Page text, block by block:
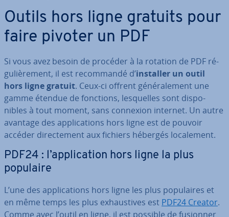
Outils hors ligne gratuits pour
faire pivoter un PDF
Si vous avez besoin de procéder à la rotation de PDF ré­
gu­liè­re­ment, il est re­com­mandé d’installer un outil
hors ligne gratuit. Ceux-ci offrent gé­né­ra­le­ment une
gamme étendue de fonctions, les­quelles sont dis­po­
nibles à tout moment, sans connexion internet. Un autre
avantage des ap­pli­ca­tions hors ligne est de pouvoir
accéder di­rec­te­ment aux fichiers hébergés lo­ca­le­ment.
PDF24 : l’ap­pli­ca­tion hors ligne la plus
populaire
L’une des ap­pli­ca­tions hors ligne les plus po­pu­laires et
en même temps les plus ex­haus­tives est PDF24 Creator.
Comme avec l’outil en ligne, il est possible de fusionner